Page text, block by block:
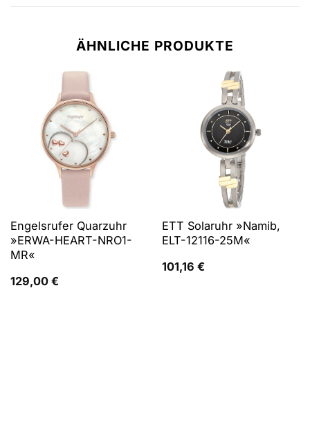
ÄHNLICHE PRODUKTE
Engelsrufer Quarzuhr
»ERWA-HEART-NRO1-
MR«
129,00 €
ETT Solaruhr »Namib,
ELT-12116-25M«
101,16 €